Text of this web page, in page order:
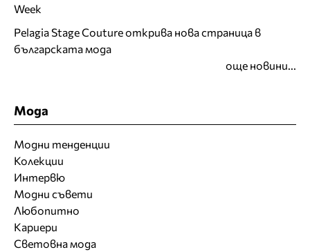
Week
Pelagia Stage Couture открива нова страница в
българската мода
още новини...
Мода
Модни тенденции
Колекции
Интервю
Модни съвети
Любопитно
Кариери
Световна мода